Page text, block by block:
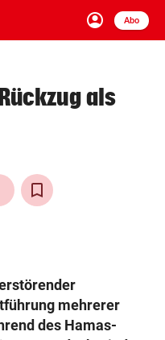
account_circle
Anmelden
Abo
close Schließen
arrow_right
als
mehrerer
des Hamas-